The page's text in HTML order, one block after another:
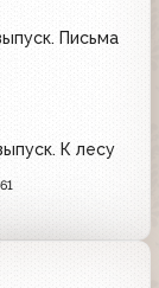
Письма
К лесу